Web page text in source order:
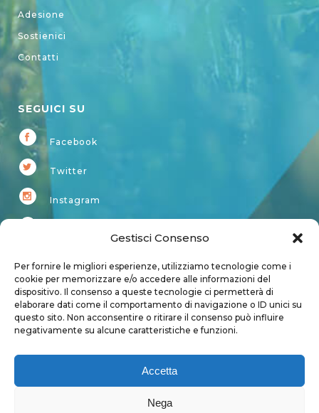
Gestisci Consenso
Per fornire le migliori esperienze, utilizziamo tecnologie come i
cookie per memorizzare e/o accedere alle informazioni del
dispositivo. Il consenso a queste tecnologie ci permetterà di
elaborare dati come il comportamento di navigazione o ID unici su
questo sito. Non acconsentire o ritirare il consenso può influire
negativamente su alcune caratteristiche e funzioni.
Accetta
Nega
Adesione
Sostienici
Contatti
SEGUICI SU
Facebook
Twitter
Instagram
Account
Login
User page